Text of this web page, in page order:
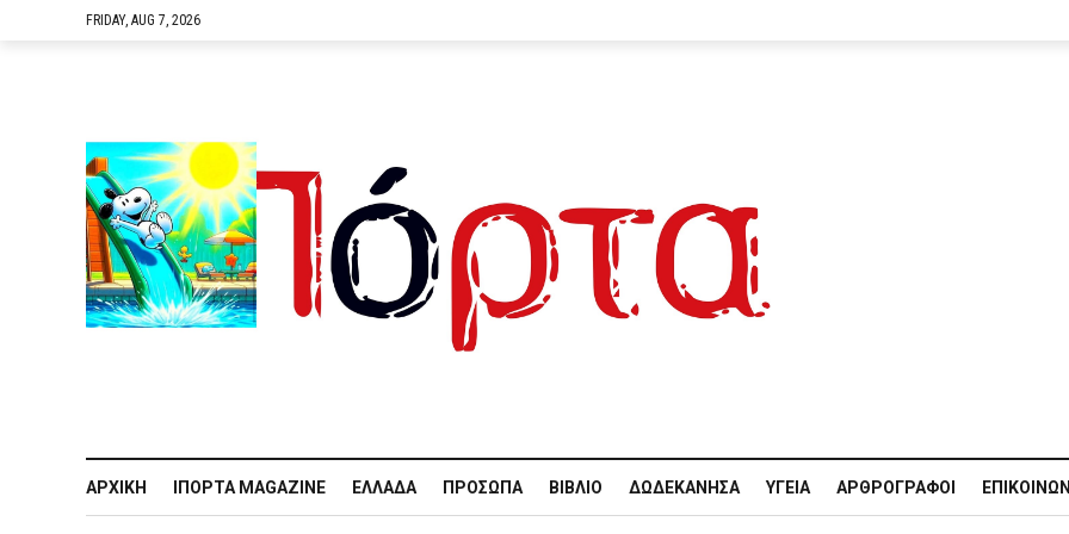
FRIDAY, AUG 7, 2026
ΑΡΧΙΚΉ IΠΌΡΤΑ MAGAZINE ΕΛΛΆΔΑ ΠΡΌΣΩΠΑ ΒΙΒΛΊΟ ΔΩΔΕΚΆΝΗΣΑ ΥΓΕΊΑ ΑΡΘΡΟΓΡΆΦΟΙ